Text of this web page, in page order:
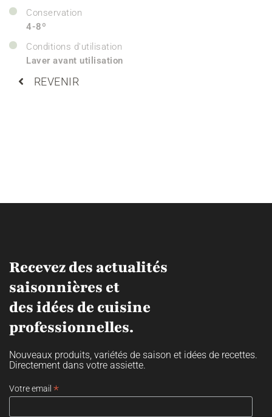
Conservation
4-8º
Conditions d'utilisation
Laver avant utilisation
REVENIR
Recevez des actualités
saisonnières et
des idées de cuisine
professionnelles.
Nouveaux produits, variétés de saison et idées de recettes.
Directement dans votre assiette.
Votre email *